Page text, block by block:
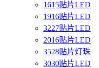
1615贴片LED
1916贴片LED
3227贴片LED
2016贴片LED
3528贴片灯珠
3030贴片LED